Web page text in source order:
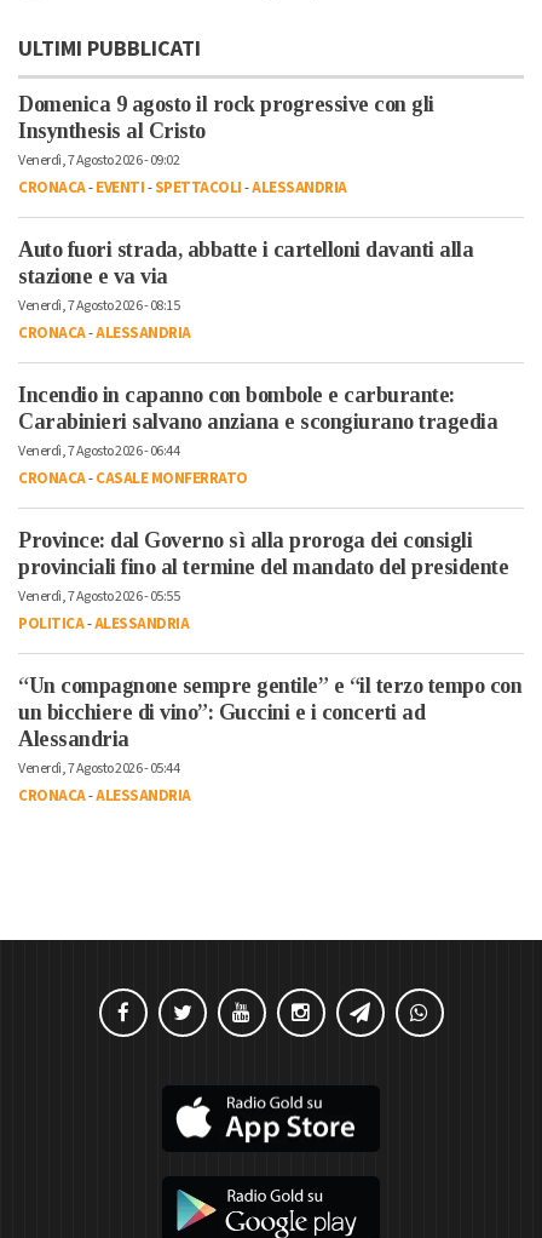
ULTIMI PUBBLICATI
Domenica 9 agosto il rock progressive con gli
Insynthesis al Cristo
Venerdì, 7 Agosto 2026 - 09:02
CRONACA-EVENTI-SPETTACOLI-ALESSANDRIA
Auto fuori strada, abbatte i cartelloni davanti alla
stazione e va via
Venerdì, 7 Agosto 2026 - 08:15
CRONACA-ALESSANDRIA
Incendio in capanno con bombole e carburante:
Carabinieri salvano anziana e scongiurano tragedia
Venerdì, 7 Agosto 2026 - 06:44
CRONACA-CASALE MONFERRATO
Province: dal Governo sì alla proroga dei consigli
provinciali fino al termine del mandato del presidente
Venerdì, 7 Agosto 2026 - 05:55
POLITICA-ALESSANDRIA
“Un compagnone sempre gentile” e “il terzo tempo con
un bicchiere di vino”: Guccini e i concerti ad
Alessandria
Venerdì, 7 Agosto 2026 - 05:44
CRONACA-ALESSANDRIA